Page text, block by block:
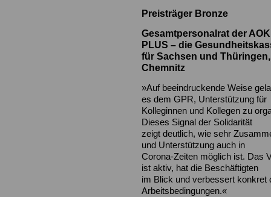
Preisträger Bronze
Gesamtpersonalrat der AOK
PLUS – die
für Sachsen und Thüringen,
Chemnitz
»Auf beeindruckende Weise
es dem GPR, Unterstützung für
Kolleginnen und Kollegen zu
Dieses Signal der Solidarität
zeigt deutlich, wie sehr
und Unterstützung auch in
Corona-Zeiten möglich ist. Das
ist aktiv, hat die Beschäftigten
im Blick und verbessert konkret
Arbeitsbedingungen.«